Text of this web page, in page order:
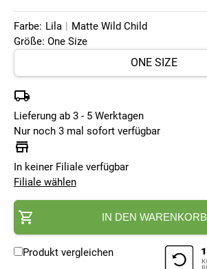
Farbe: Lila | Matte Wild Child
Größe: One Size
Lieferung ab 3 - 5 Werktagen
Nur noch 3 mal sofort verfügbar
In keiner Filiale verfügbar
Filiale wählen
IN DEN WARENKORB
Produkt vergleichen